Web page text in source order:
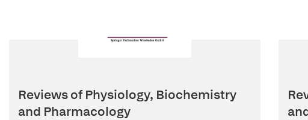
Reviews of Physiology, Biochemistry
and Pharmacology